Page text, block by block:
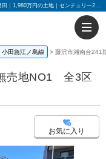
藤沢市湘南台241期 条件無売地NO1 全3区画 神奈川県藤沢市用田｜1,980万円の土地｜センチュリー21富士ハウジング
小田急江ノ島線 藤沢市湘南台
売地NO1 全3区
お気に入り